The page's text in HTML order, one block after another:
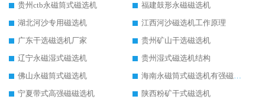
贵州ctb永磁筒式磁选机
福建鼓形永磁磁选机
湖北河沙专用磁选机
江西河沙磁选机工作原理
广东干选磁选机厂家
贵州矿山干选磁选机
辽宁永磁湿式磁选机
贵州湿式磁选机结构
佛山永磁筒式磁选机
海南永磁筒式磁选机有强磁的吗
宁夏带式高强磁磁选机
陕西粉矿干式磁选机